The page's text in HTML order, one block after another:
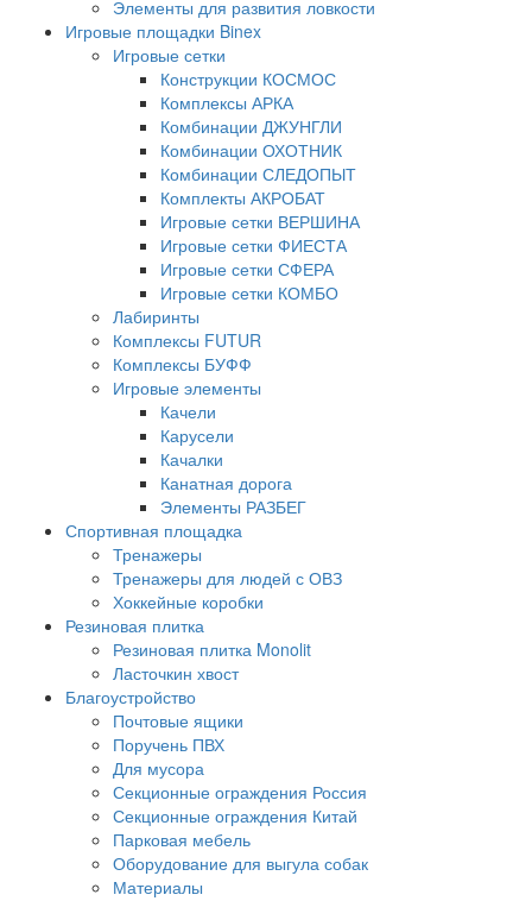
Элементы для развития ловкости
Игровые площадки Binex
Игровые сетки
Конструкции КОСМОС
Комплексы АРКА
Комбинации ДЖУНГЛИ
Комбинации ОХОТНИК
Комбинации СЛЕДОПЫТ
Комплекты АКРОБАТ
Игровые сетки ВЕРШИНА
Игровые сетки ФИЕСТА
Игровые сетки СФЕРА
Игровые сетки КОМБО
Лабиринты
Комплексы FUTUR
Комплексы БУФФ
Игровые элементы
Качели
Карусели
Качалки
Канатная дорога
Элементы РАЗБЕГ
Спортивная площадка
Тренажеры
Тренажеры для людей с ОВЗ
Хоккейные коробки
Резиновая плитка
Резиновая плитка Monolit
Ласточкин хвост
Благоустройство
Почтовые ящики
Поручень ПВХ
Для мусора
Секционные ограждения Россия
Секционные ограждения Китай
Парковая мебель
Оборудование для выгула собак
Материалы